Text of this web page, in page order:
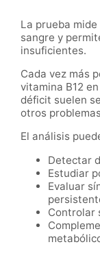
La prueba
sangre y
insuficientes.
Cada vez más
vitamina B12
déficit suelen
otros
El análisis
Detectar
Estudiar
Evaluar
Controlar